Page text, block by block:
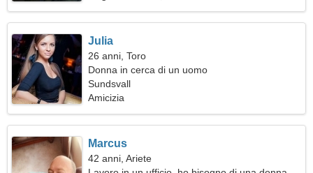
Julia
26 anni, Toro
Donna in cerca di un uomo
Sundsvall
Amicizia
Marcus
42 anni, Ariete